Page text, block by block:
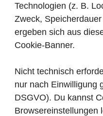
Technologien (z. B.
Zweck,
ergeben sich aus
Cookie-Banner.
Nicht technisch
nur nach Einwilligung
DSGVO). Du kannst
Browsereinstellungen